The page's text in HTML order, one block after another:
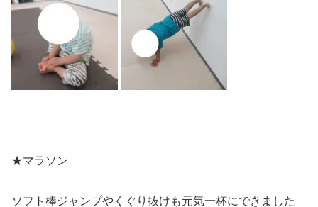
★マラソン
ソフト棒ジャンプやくぐり抜けも元気一杯にできました